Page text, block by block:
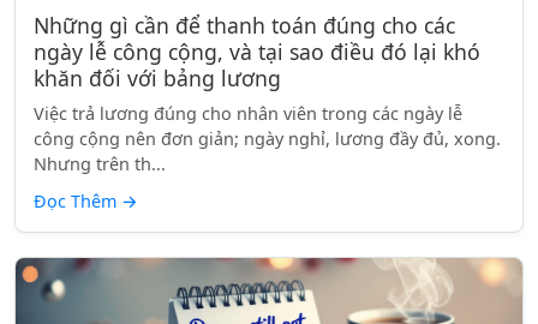
Những gì cần để thanh toán đúng cho các
ngày lễ công cộng, và tại sao điều đó lại khó
khăn đối với bảng lương
Việc trả lương đúng cho nhân viên trong các ngày lễ
công cộng nên đơn giản; ngày nghỉ, lương đầy đủ, xong.
Nhưng trên th...
Đọc Thêm →